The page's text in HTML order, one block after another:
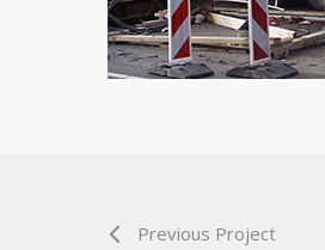
Previous Project